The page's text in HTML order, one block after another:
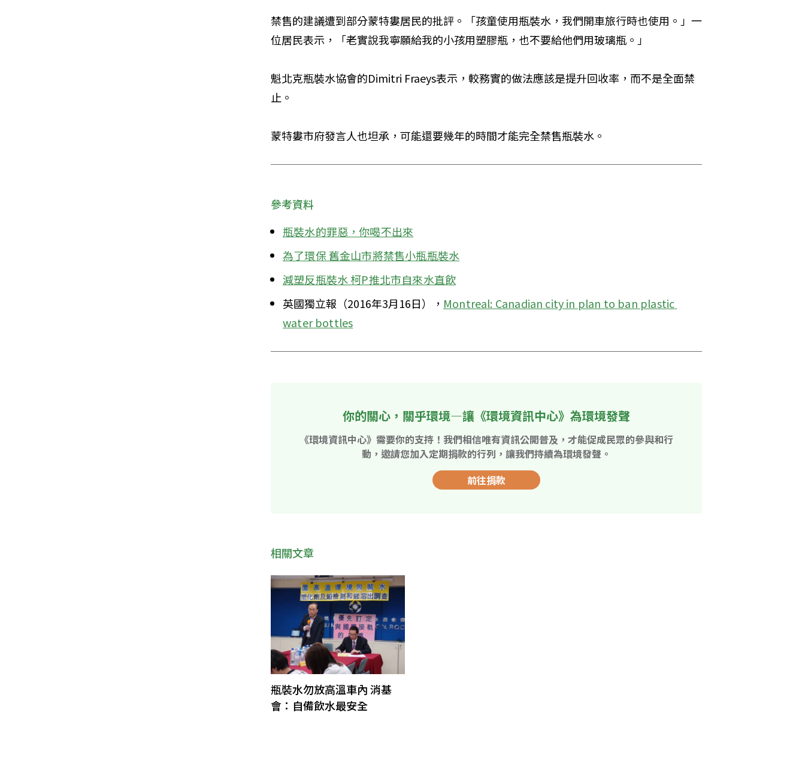
禁售的建議遭到部分蒙特婁居民的批評。「孩童使用瓶裝水，我們開車旅行時也使用。」一
位居民表示，「老實說我寧願給我的小孩用塑膠瓶，也不要給他們用玻璃瓶。」
魁北克瓶裝水協會的Dimitri Fraeys表示，較務實的做法應該是提升回收率，而不是全面禁
止。
蒙特婁市府發言人也坦承，可能還要幾年的時間才能完全禁售瓶裝水。
參考資料
瓶裝水的罪惡，你喝不出來
為了環保 舊金山市將禁售小瓶瓶裝水
減塑反瓶裝水 柯P推北市自來水直飲
英國獨立報（2016年3月16日）， Montreal: Canadian city in plan to ban plastic
water bottles
你的關心，關乎環境—讓《環境資訊中心》為環境發聲
《環境資訊中心》需要你的支持！我們相信唯有資訊公開普及，才能促成民眾的參與和行
動，邀請您加入定期捐款的行列，讓我們持續為環境發聲。
前往捐款
相關文章
瓶裝水勿放高溫車內 消基
會：自備飲水最安全